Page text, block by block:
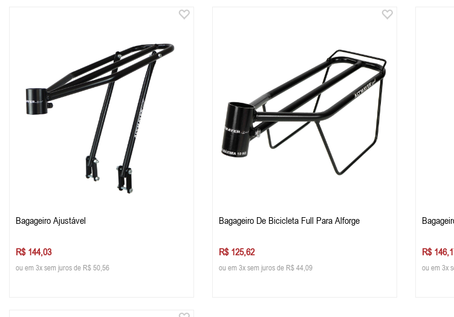
Bagageiro Ajustável
R$ 144,03
ou em 3x sem juros de R$ 50,56
Bagageiro De Bicicleta Full Para Alforge
R$ 125,62
ou em 3x sem juros de R$ 44,09
R$
ou em 3x